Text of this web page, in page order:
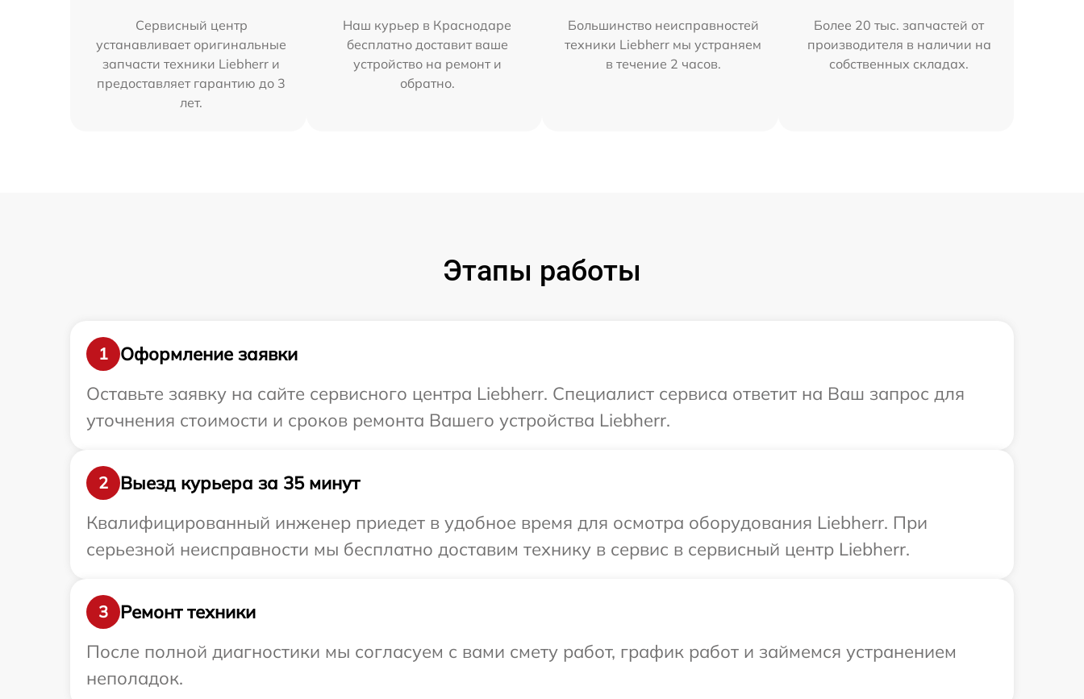
Сервисный центр
устанавливает оригинальные
запчасти техники Liebherr и
предоставляет гарантию до 3
лет.
Наш курьер в Краснодаре
бесплатно доставит ваше
устройство на ремонт и
обратно.
Большинство неисправностей
техники Liebherr мы устраняем
в течение 2 часов.
Более 20 тыс. запчастей от
производителя в наличии на
собственных складах.
Этапы работы
1
Оформление заявки
Оставьте заявку на сайте сервисного центра Liebherr. Специалист сервиса ответит на Ваш запрос для
уточнения стоимости и сроков ремонта Вашего устройства Liebherr.
2
Выезд курьера за 35 минут
Квалифицированный инженер приедет в удобное время для осмотра оборудования Liebherr. При
серьезной неисправности мы бесплатно доставим технику в сервис в сервисный центр Liebherr.
3
Ремонт техники
После полной диагностики мы согласуем с вами смету работ, график работ и займемся устранением
неполадок.